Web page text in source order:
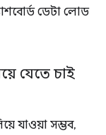
ডেটা লোড
যেতে চাই
যাওয়া সম্ভব,